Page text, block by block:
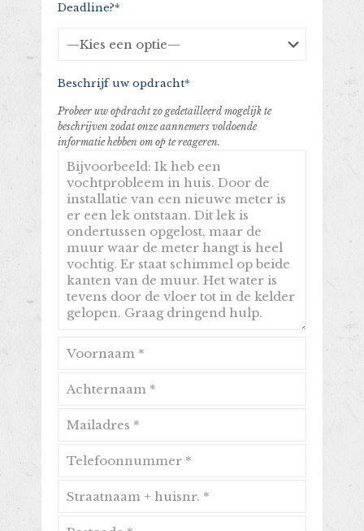
Deadline?*
Beschrijf uw opdracht*
Probeer uw opdracht zo gedetailleerd mogelijk te
beschrijven zodat onze aannemers voldoende
informatie hebben om op te reageren.